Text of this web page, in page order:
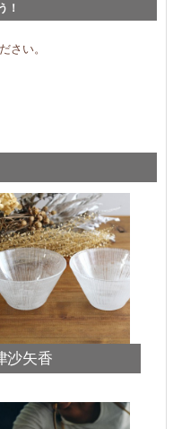
！
さい。
沙矢香